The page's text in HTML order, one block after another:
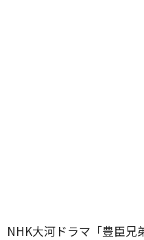
NHK大河ドラマ「豊臣兄